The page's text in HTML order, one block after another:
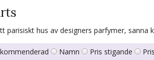
parisiskt hus av designers parfymer,
Namn Pris stigande